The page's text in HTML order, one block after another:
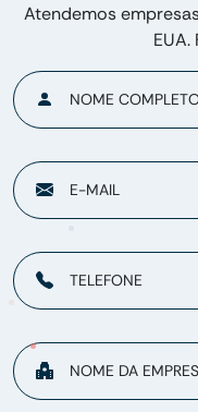
Atendemos
NOME
E-MAIL
TELEFONE
NOME DA